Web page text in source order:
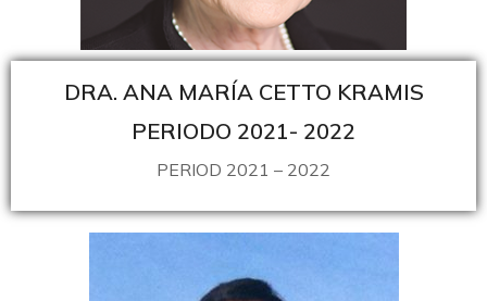
DRA. ANA MARÍA CETTO KRAMIS
PERIODO 2021- 2022
PERIOD 2021 – 2022